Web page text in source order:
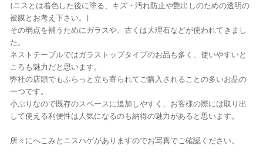
(ニスとは着色した後に塗る、キズ・汚れ防止や艶出しのための透明の
被膜とお考え下さい。)
その弱点を補うためにガラスや、古くは大理石などが使われてきまし
た。
ネストテーブルではガラストップタイプのお品も多く、使いやすいと
ころも魅力だと思います。
弊社の店頭でもふらっと立ち寄られてご購入されることの多いお品の
一つです。
小ぶりなので既存のスペースに追加しやすく、お客様の際には取り出
して使える利便性は人気になるのも納得の魅力があると思います。
所々にへこみとニスハゲがありますのでお写真でご確認ください。